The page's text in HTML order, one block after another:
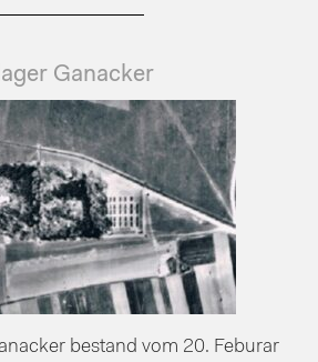
Ganacker
bestand vom 20. Feburar